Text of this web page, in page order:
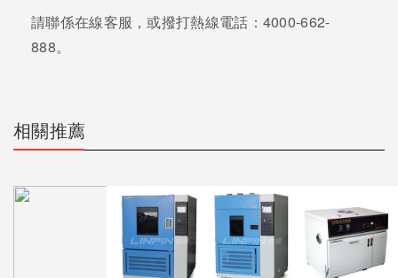
請聯係在線客服，或撥打熱線電話：4000-662-
888。
相關推薦